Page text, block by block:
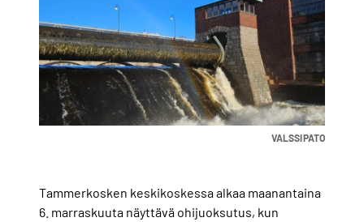
VALSSIPATO
Tammerkosken keskikoskessa alkaa maanantaina
6. marraskuuta näyttävä ohijuoksutus, kun